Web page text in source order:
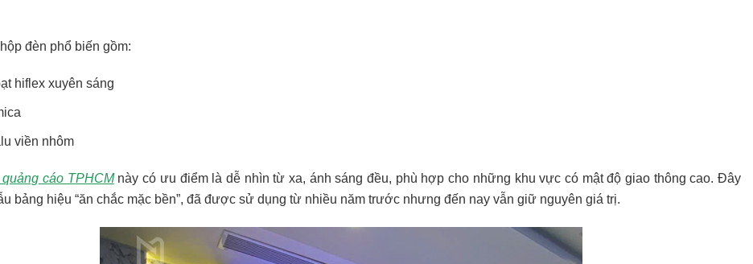
đèn phổ biến gồm:
hiflex xuyên sáng
viền nhôm
quảng cáo TPHCMnày có ưu điểm là dễ nhìn từ xa, ánh sáng đều, phù hợp cho những khu vực có mật độ giao thông cao. Đây
bảng hiệu “ăn chắc mặc bền”, đã được sử dụng từ nhiều năm trước nhưng đến nay vẫn giữ nguyên giá trị.